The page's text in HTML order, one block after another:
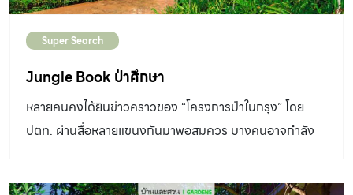
เพิ่มทีหลัง เนื่องจากกังวลว่าตัวเองจะไม่ค่อยมีเวลาดูแลมาก
นัก เลยขอให้คุณบอยทำเป็นลานสนามหญ้าไปก่อน ซึ่งเขาก็
เพียงพอสำหรับหญ้า แต่ขอเขาไว้ว่าลองดูก่อน ผลปรากฏว่า
อยู่ได้แค่ไม่กี่เดือนก็ตายเรียบ (หัวเราะ) ครั้งที่สองคุณบอยเลย
ลานกิจกรรม หรือบ่อปลา คิดอยู่สักพัก ไหนๆ จะทำทั้งที ขอทำ
Super Search
Jungle Book ป่าศึกษา
หลายคนคงได้ยินข่าวคราวของ “โครงการป่าในกรุง” โดย
ปตท. ผ่านสื่อหลายแขนงกันมาพอสมควร บางคนอาจกำลัง
เยือนและเก็บภาพรวมของโครงการดังกล่าวมาฝากคุณผู้อ่าน